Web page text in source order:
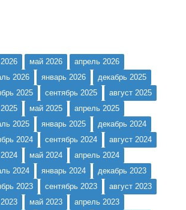
май 2026
апрель 2026
2026 январь 2026
декабрь 2025
2025 сентябрь 2025
август 2025
май 2025
апрель 2025
2025 январь 2025
декабрь 2024
2024 сентябрь 2024
август 2024
май 2024
апрель 2024
2024 январь 2024
декабрь 2023
2023 сентябрь 2023
август 2023
май 2023
апрель 2023